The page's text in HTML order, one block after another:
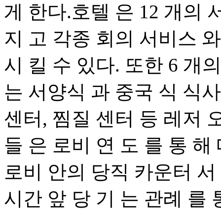
게 한다.호텔 은 12 개의
지 고 각종 회의 서비스
시 킬 수 있다. 또한 6 개
는 서양식 과 중국 식 식
센터, 찜질 센터 등 레저
들 은 로비 연 도 를 통
로비 안의 당직 카운터
시간 앞 당 기 는 관례 를